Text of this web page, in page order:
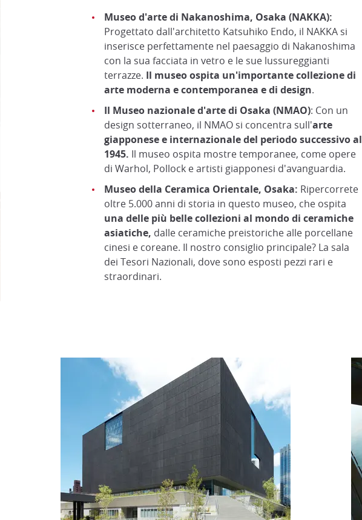
Museo d'arte di Nakanoshima, Osaka (NAKKA):
Progettato dall'architetto Katsuhiko Endo, il NAKKA si
inserisce perfettamente nel paesaggio di Nakanoshima
con la sua facciata in vetro e le sue lussureggianti
terrazze. Il museo ospita un'importante collezione di
arte moderna e contemporanea e di design.
Il Museo nazionale d'arte di Osaka (NMAO): Con un
design sotterraneo, il NMAO si concentra sull'arte
giapponese e internazionale del periodo successivo al
1945. Il museo ospita mostre temporanee, come opere
di Warhol, Pollock e artisti giapponesi d'avanguardia.
Museo della Ceramica Orientale, Osaka: Ripercorrete
oltre 5.000 anni di storia in questo museo, che ospita
una delle più belle collezioni al mondo di ceramiche
asiatiche, dalle ceramiche preistoriche alle porcellane
cinesi e coreane. Il nostro consiglio principale? La sala
dei Tesori Nazionali, dove sono esposti pezzi rari e
straordinari.